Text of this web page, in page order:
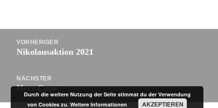
VORHERIGER
Vorheriger
Nikolausaktion 2021
NÄCHSTER
Nächster
Beitrag:
Herz Caro
Durch die weitere Nutzung der Seite stimmst du der Verwendung
von Cookies zu.Weitere Informationen AKZEPTIEREN